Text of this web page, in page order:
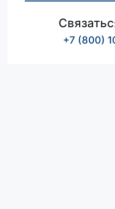
+7 (800)